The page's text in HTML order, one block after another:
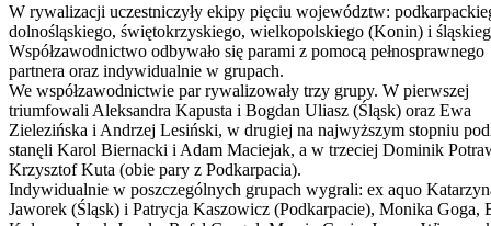
W rywalizacji uczestniczyły ekipy pięciu województw:
dolnośląskiego, świętokrzyskiego, wielkopolskiego (Konin) i
Współzawodnictwo odbywało się parami z pomocą pełnosprawnego
partnera oraz indywidualnie w grupach.
We współzawodnictwie par rywalizowały trzy grupy. W pierwszej
triumfowali Aleksandra Kapusta i Bogdan Uliasz (Śląsk) oraz Ewa
Zielezińska i Andrzej Lesiński, w drugiej na najwyższym stopniu
stanęli Karol Biernacki i Adam Maciejak, a w trzeciej Dominik
Krzysztof Kuta (obie pary z Podkarpacia).
Indywidualnie w poszczególnych grupach wygrali: ex aquo
Jaworek (Śląsk) i Patrycja Kaszowicz (Podkarpacie), Monika Goga,